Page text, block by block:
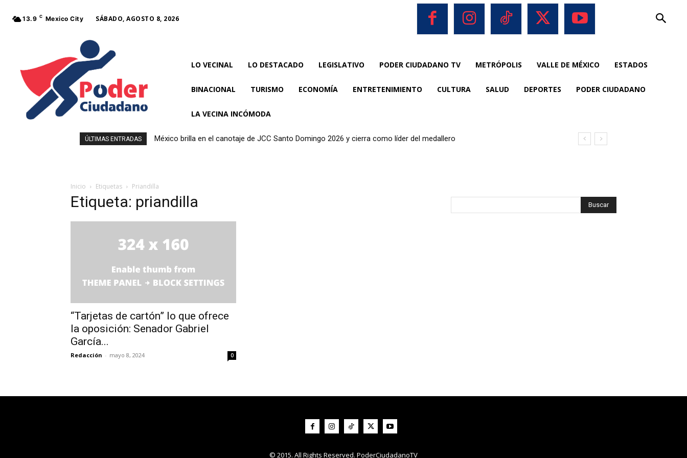
13.9 C Mexico City SÁBADO, AGOSTO 8, 2026
LO VECINAL LO DESTACADO LEGISLATIVO PODER CIUDADANO TV METRÓPOLIS VALLE DE MÉXICO ESTADOS
BINACIONAL TURISMO ECONOMÍA ENTRETENIMIENTO CULTURA SALUD DEPORTES PODER CIUDADANO
LA VECINA INCÓMODA
ÚLTIMAS ENTRADAS México brilla en el canotaje de JCC Santo Domingo 2026 y cierra como líder del medallero
Inicio Etiquetas Priandilla
Etiqueta: priandilla
“Tarjetas de cartón” lo que ofrece
la oposición: Senador Gabriel
García...
Redacción - mayo 8, 2024 0
© 2015. All Rights Reserved. PoderCiudadanoTV